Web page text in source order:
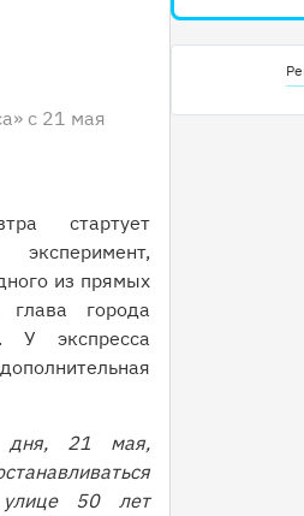
с 21 мая
стартует
из прямых
глава города
У экспресса
дня, 21 мая,
50 лет